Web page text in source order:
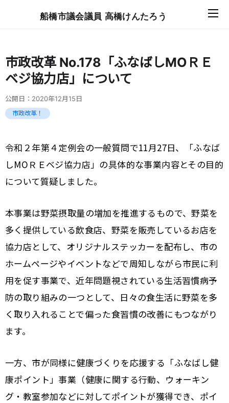
船橋市議会議員 高橋けんたろう
市政改革 No.178「ふなばしМОＲＥ
ベジ協力店」について
公開日： 2020年12月15日
市政改革！
令和２年第４定例会の一般質問で11月27日、「ふなば
しМО ＲＥベジ協力店」の具体的な事業内容とその目的
について質疑しました。
本事業は野菜摂取量の増加を推進するもので、野菜を
多く提供している飲食店、野菜を販売しているお店を
協力店として、オリジナルステッカーを配布し、市の
ホームページやイベントなどで周知しながら市民に利
用を促す事業で、近年問題視されている生活習慣病予
防の取り組みの一つとして、日々の食生活に野菜を多
く取り入れることで偏った食習慣の改善にもつながり
ます。
一方、市が同様に健康づくりを応援する「ふなばし健
康ポイント」事業 （健康に関する行動、ウォーキン
グ・教室参加などに対してポイントが獲得でき、ポイ